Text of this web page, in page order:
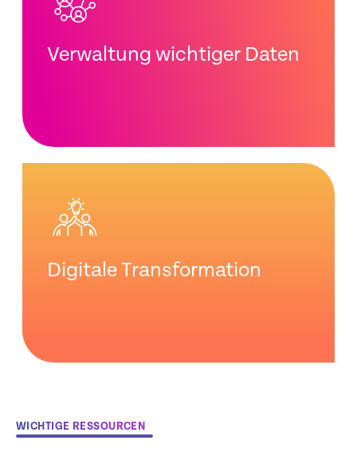
Verwaltung wichtiger Daten
Digitale Transformation
WICHTIGE RESSOURCEN